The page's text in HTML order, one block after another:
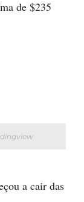
de $235
a cair das